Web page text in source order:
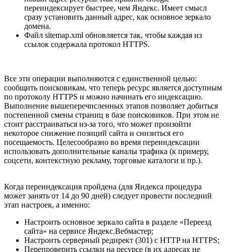
переиндексирует быстрее, чем Яндекс. Имеет смысл
сразу установить данный адрес, как основное зеркало
домена.
Файл sitemap.xml обновляется так, чтобы каждая из
ссылок содержала протокол HTTPS.
Все эти операции выполняются с единственной целью:
сообщить поисковикам, что теперь ресурс является доступным
по протоколу HTTPS и можно начинать его индексацию.
Выполнение вышеперечисленных этапов позволяет добиться
постепенной смены страниц в базе поисковиков. При этом не
стоит расстраиваться из-за того, что может произойти
некоторое снижение позиций сайта и снизиться его
посещаемость. Целесообразно во время переиндексации
использовать дополнительные каналы трафика (к примеру,
соцсети, контекстную рекламу, торговые каталоги и пр.).
Когда переиндексация пройдена (для Яндекса процедура
может занять от 14 до 90 дней) следует провести последний
этап настроек, а именно:
Настроить основное зеркало сайта в разделе «Переезд
сайта» на сервисе Яндекс.Вебмастер;
Настроить серверный редирект (301) с HTTP на HTTPS;
Перепроверить ссылки на ресурсе (в их адресах не